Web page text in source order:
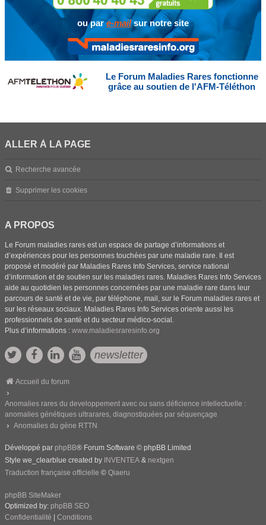
ou pare-mailsur notre site
Le Forum Maladies Rares fonctionne
grâce au soutien de l'AFM-Téléthon
ALLER À LA PAGE
Recherche avancée
Supprimer les cookies
A PROPOS
Le Forum maladies rares est un espace de partage d’informations et
d’expériences pour les personnes touchées par une maladie rare. Il est
proposé et modéré par Maladies Rares Info Services, service national
d’information et de soutien sur les maladies rares. Maladies Rares Info Services
aide au quotidien les personnes concernées par une maladie rare dans leur
parcours de santé et de vie, par téléphone, mail, sur le Forum maladies rares et
sur les réseaux sociaux. Maladies Rares Info Services oriente aussi les
professionnels de santé et du secteur médico-social.
Plus d’informations : www.maladiesraresinfo.org
newsletter
Accueil du forum
Anomalies rares du developpement avec ou sans déficience intellectuelle :
anomalies génétiques ultrarares, diagnostiquées par séquençage
Anomalies du gène RTTN
Développé par phpBB® Forum Software © phpBB Limited
Style we_clearblue created by INVENTEA & nextgen
Traduction française officielle © Qiaeru
phpBB SiteMaker
Optimized by: phpBB SEO
Confidentialité
Conditions